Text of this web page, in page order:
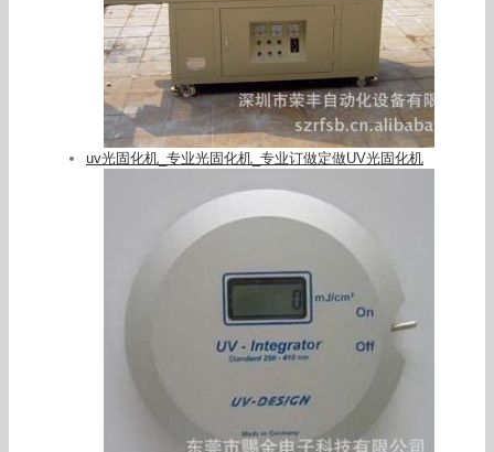
uv光固化机_专业光固化机_专业订做定做UV光固化机